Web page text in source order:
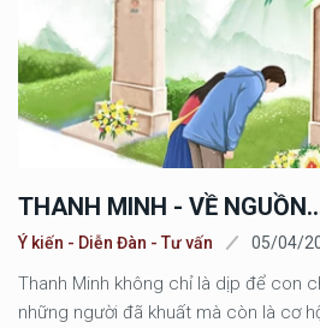
THANH MINH - VỀ
Ý kiến - Diễn Đàn - Tư vấn 05/04/
Thanh Minh không chỉ là dịp để con
những người đã khuất mà còn là cơ